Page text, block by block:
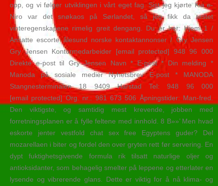
opp, og vi følger utviklingen i vårt eget fag. Sist jeg kjørte Kia e-
Niro var det snøkaos på Sørlandet, så jeg fikk da testet
vinteregenskapene rimelig greit dengang. Du er her: Hjem 1 /
Ansatte escorte ålesund norske kontaktannonser / Gry Jensen
Gry Jensen Kontormedarbeider [email protected] 948 96 000
Direkte e-post til Gry Jensen Navn * E-post * Din melding *
Manoda på sosiale medier Nyhetsbrev E-post * MANODA
Stangnesterminalen 18 9409 Harstad Tel: 948 96 000
[email protected] Org. nr.: 981 673 506 Åpningstider: Man-fred.
Den viktigste, og samtidig mest krevende, jobben med
forretningsplanen er å fylle feltene med innhold. 8 B»»’ Men hvad
eskorte jenter vestfold chat sex free Egyptens guder? Del
mozarellaen i biter og fordel den over gryten rett før servering. En
dypt fuktighetsgivende formula rik tilsatt naturlige oljer og
antioksidanter, som behagelig smelter på leppene og etterlater en
lysende og vibrerende glans. Dette er viktig for å nå klima- og